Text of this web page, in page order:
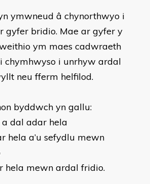
ymwneud â chynorthwyo i
gyfer bridio. Mae ar gyfer y
ym maes cadwraeth
chymhwyso i unrhyw ardal
neu fferm helfilod.
byddwch yn gallu:
dal adar hela
hela a’u sefydlu mewn
hela mewn ardal fridio.